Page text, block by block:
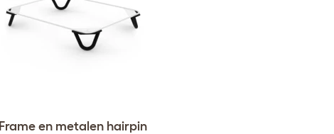
Frame en metalen hairpin